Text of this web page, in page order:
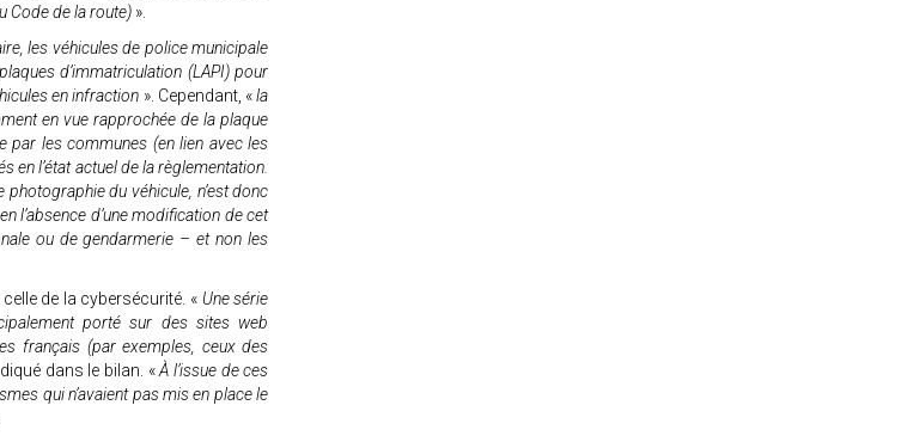
Code de la route) ».
les véhicules de police municipale
d’immatriculation (LAPI) pour
en infraction ». Cependant, «la
en vue rapprochée de la plaque
par les communes (en lien avec les
en l’état actuel de la règlementation.
du véhicule, n’est donc
l’absence d’une modification de cet
ou de gendarmerie – et non les
de la cybersécurité. « Une série
porté sur des sites web
français (par exemples, ceux des
dans le bilan. «À l’issue de ces
qui n’avaient pas mis en place le